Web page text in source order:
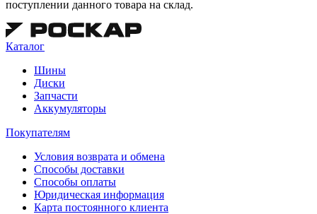
поступлении данного товара на склад.
Каталог
Шины
Диски
Запчасти
Аккумуляторы
Покупателям
Условия возврата и обмена
Способы доставки
Способы оплаты
Юридическая информация
Карта постоянного клиента